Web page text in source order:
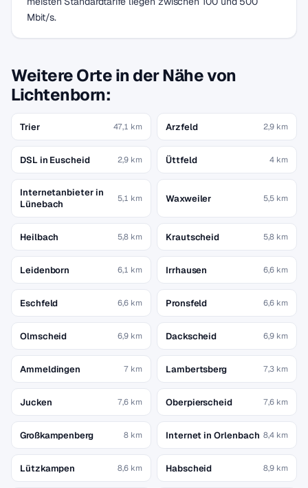
Mbit/s.
Weitere Orte in der Nähe von
Lichtenborn:
Trier 47,1 km Arzfeld 2,9 km
DSL in Euscheid 2,9 km Üttfeld 4 km
Internetanbieter in
Lünebach
5,1 km Waxweiler 5,5 km
Heilbach 5,8 km Krautscheid 5,8 km
Leidenborn 6,1 km Irrhausen 6,6 km
Eschfeld 6,6 km Pronsfeld 6,6 km
Olmscheid 6,9 km Dackscheid 6,9 km
Ammeldingen 7 km Lambertsberg 7,3 km
Jucken 7,6 km Oberpierscheid 7,6 km
Großkampenberg 8 km Internet in Orlenbach 8,4 km
Lützkampen 8,6 km Habscheid 8,9 km